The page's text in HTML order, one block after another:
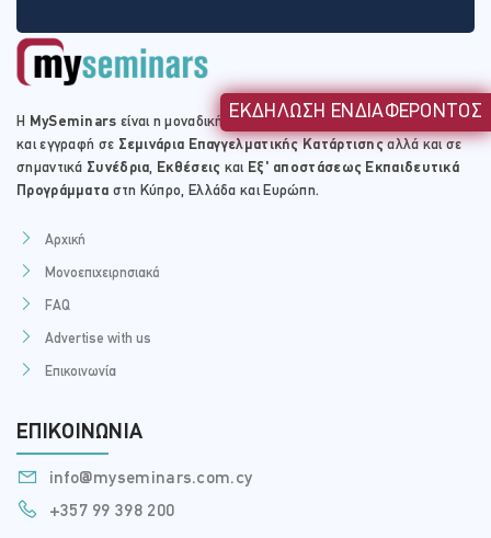
ΕΚΔΗΛΩΣΗ ΕΝΔΙΑΦΕΡΟΝΤΟΣ
Η MySeminars είναι η μοναδική ιστοσελίδα στη Κύπρο για εντοπισμό
και εγγραφή σε Σεμινάρια Επαγγελματικής Κατάρτισηςαλλά και σε
σημαντικά Συνέδρια, Εκθέσεις και Εξ' αποστάσεως Εκπαιδευτικά
Προγράμματα στη Κύπρο, Ελλάδα και Ευρώπη.
Αρχική
Μονοεπιχειρησιακά
FAQ
Advertise with us
Επικοινωνία
ΕΠΙΚΟΙΝΩΝΊΑ
info@myseminars.com.cy
+357 99 398 200